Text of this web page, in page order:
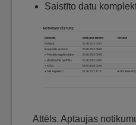
Saistīto datu
Attēls. Aptaujas